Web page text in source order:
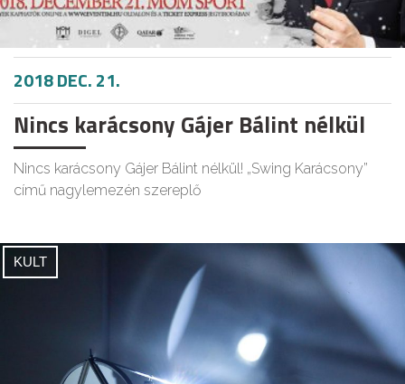
2018 DEC. 21.
Nincs karácsony Gájer Bálint nélkül
Nincs karácsony Gájer Bálint nélkül! „Swing Karácsony”
című nagylemezén szereplő
KULT